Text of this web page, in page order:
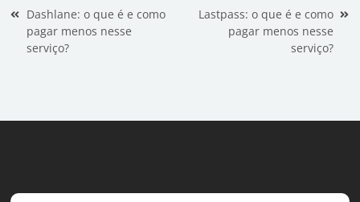
Navegação de Post
Dashlane: o que é e como
pagar menos nesse
serviço?
Lastpass: o que é e como
pagar menos nesse
serviço?